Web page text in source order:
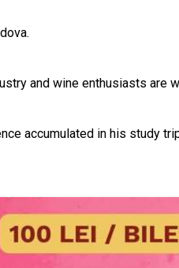
and wine enthusiasts are
accumulated in his study